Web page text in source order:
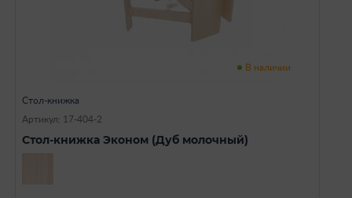
В наличии
Стол-книжка
Артикул: 17-404-2
Стол-книжка Эконом (Дуб молочный)